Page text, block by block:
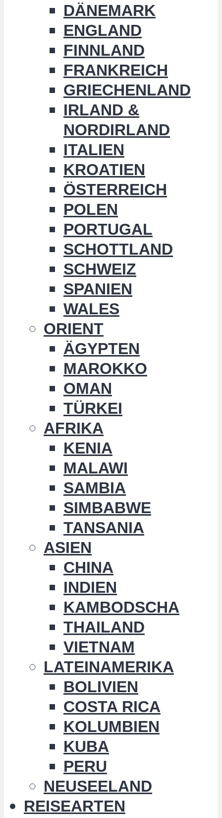
DÄNEMARK
ENGLAND
FINNLAND
FRANKREICH
GRIECHENLAND
IRLAND &
NORDIRLAND
ITALIEN
KROATIEN
ÖSTERREICH
POLEN
PORTUGAL
SCHOTTLAND
SCHWEIZ
SPANIEN
WALES
ORIENT
ÄGYPTEN
MAROKKO
OMAN
TÜRKEI
AFRIKA
KENIA
MALAWI
SAMBIA
SIMBABWE
TANSANIA
ASIEN
CHINA
INDIEN
KAMBODSCHA
THAILAND
VIETNAM
LATEINAMERIKA
BOLIVIEN
COSTA RICA
KOLUMBIEN
KUBA
PERU
NEUSEELAND
REISEARTEN